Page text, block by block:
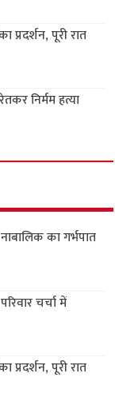
प्रदर्शन, पूरी रात
निर्मम हत्या
का गर्भपात
चर्चा में
प्रदर्शन, पूरी रात